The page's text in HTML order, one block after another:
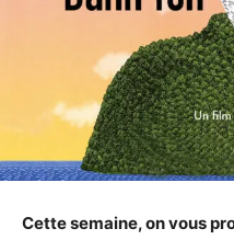
Cette semaine, on vous